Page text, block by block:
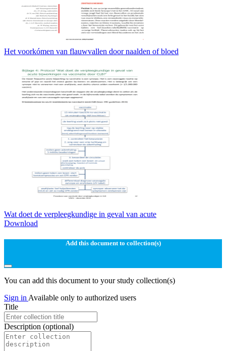
Het voorkómen van flauwvallen door naalden of bloed
Wat doet de verpleegkundige in geval van acute
Download
Add this document to collection(s)
You can add this document to your study collection(s)
Sign in Available only to authorized users
Title
Description (optional)